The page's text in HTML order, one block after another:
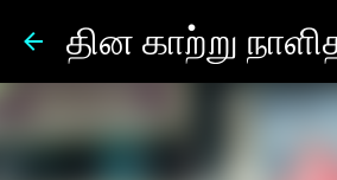
தின காற்று